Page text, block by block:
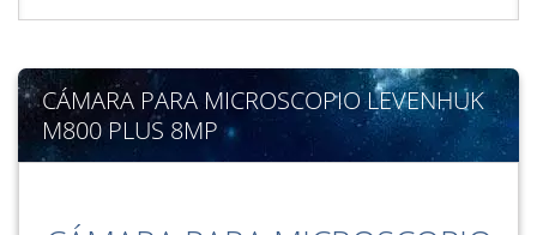
CÁMARA PARA MICROSCOPIO LEVENHUK
M800 PLUS 8MP